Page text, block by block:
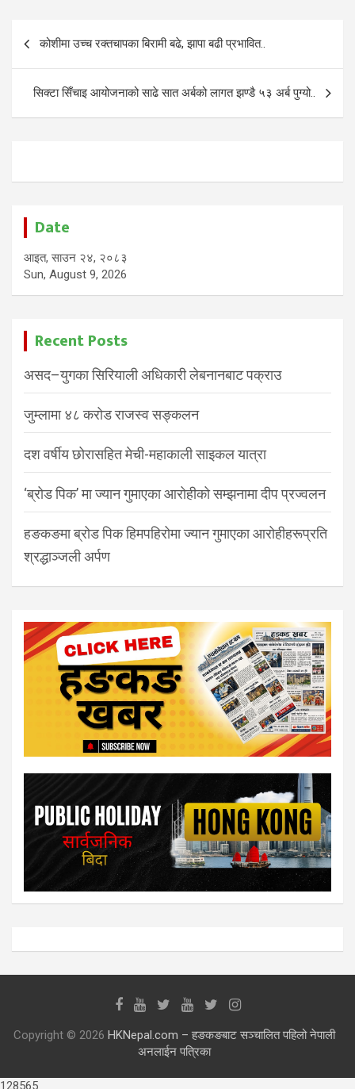
Post
navigation
कोशीमा उच्च रक्तचापका बिरामी बढे, झापा बढी प्रभावित..
सिक्टा सिँचाइ आयोजनाको साढे सात अर्बको लागत झण्डै ५३ अर्ब पुग्यो..
Date
आइत, साउन २४, २०८३
Sun, August 9, 2026
Recent Posts
असद–युगका सिरियाली अधिकारी लेबनानबाट पक्राउ
जुम्लामा ४८ करोड राजस्व सङ्कलन
दश वर्षीय छोरासहित मेची-महाकाली साइकल यात्रा
‘ब्रोड पिक’ मा ज्यान गुमाएका आरोहीको सम्झनामा दीप प्रज्वलन
हङकङमा ब्रोड पिक हिमपहिरोमा ज्यान गुमाएका आरोहीहरूप्रति
श्रद्धाञ्जली अर्पण
Copyright © 2026 HKNepal.com – हङकङबाट सञ्चालित पहिलो नेपाली
अनलाईन पत्रिका